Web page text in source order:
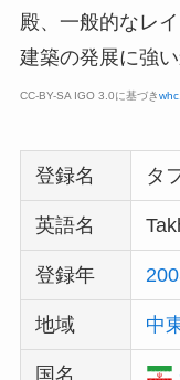
殿、一般的なレ
建築の発展に強
CC-BY-SA IGO 3.0に基づき
登録名 タ
英語名
登録年
地域 中
国名